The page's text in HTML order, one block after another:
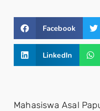
Facebook
LinkedIn
Mahasiswa Asal